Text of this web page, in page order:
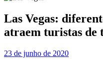
Las Vegas:
atraem turistas de
23 de junho de 2020